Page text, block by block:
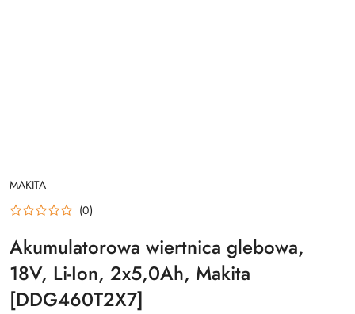
NAZWA
PRODUCENTA:
MAKITA
(0)
Akumulatorowa wiertnica glebowa,
18V, Li-Ion, 2x5,0Ah, Makita
[DDG460T2X7]